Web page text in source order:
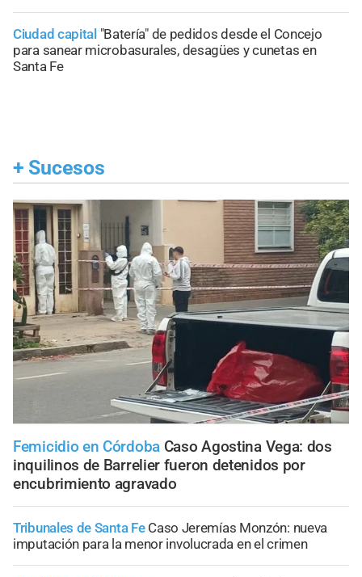
Ciudad capital "Batería" de pedidos desde el Concejo
para sanear microbasurales, desagües y cunetas en
Santa Fe
+ Sucesos
Femicidio en Córdoba Caso Agostina Vega: dos
inquilinos de Barrelier fueron detenidos por
encubrimiento agravado
Tribunales de Santa Fe Caso Jeremías Monzón: nueva
imputación para la menor involucrada en el crimen